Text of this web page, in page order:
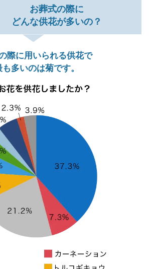
お葬式の際に
どんな供花が多いの？
際に用いられる供花で
も多いのは菊です。